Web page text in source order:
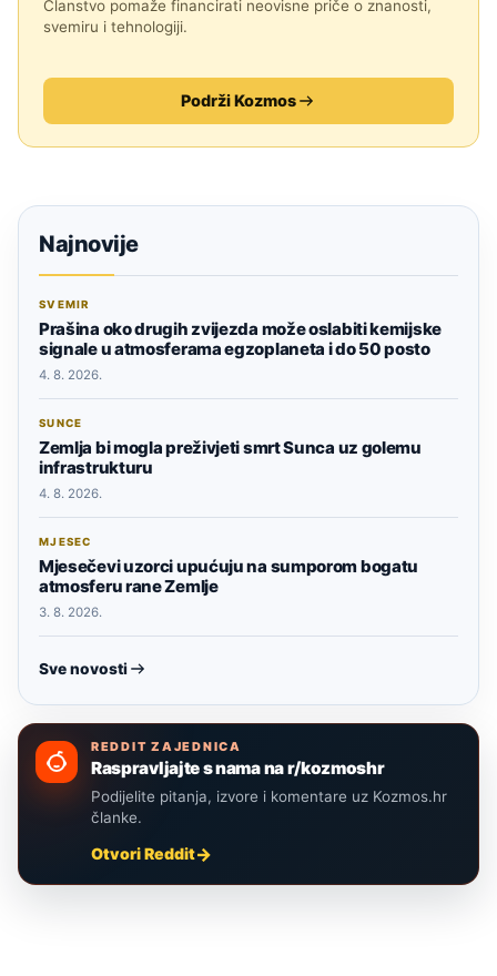
Članstvo pomaže financirati neovisne priče o znanosti,
svemiru i tehnologiji.
Podrži Kozmos
Najnovije
SVEMIR
Prašina oko drugih zvijezda može oslabiti kemijske
signale u atmosferama egzoplaneta i do 50 posto
4. 8. 2026.
SUNCE
Zemlja bi mogla preživjeti smrt Sunca uz golemu
infrastrukturu
4. 8. 2026.
MJESEC
Mjesečevi uzorci upućuju na sumporom bogatu
atmosferu rane Zemlje
3. 8. 2026.
Sve novosti
REDDIT ZAJEDNICA
Raspravljajte s nama na r/kozmoshr
Podijelite pitanja, izvore i komentare uz Kozmos.hr
članke.
Otvori Reddit